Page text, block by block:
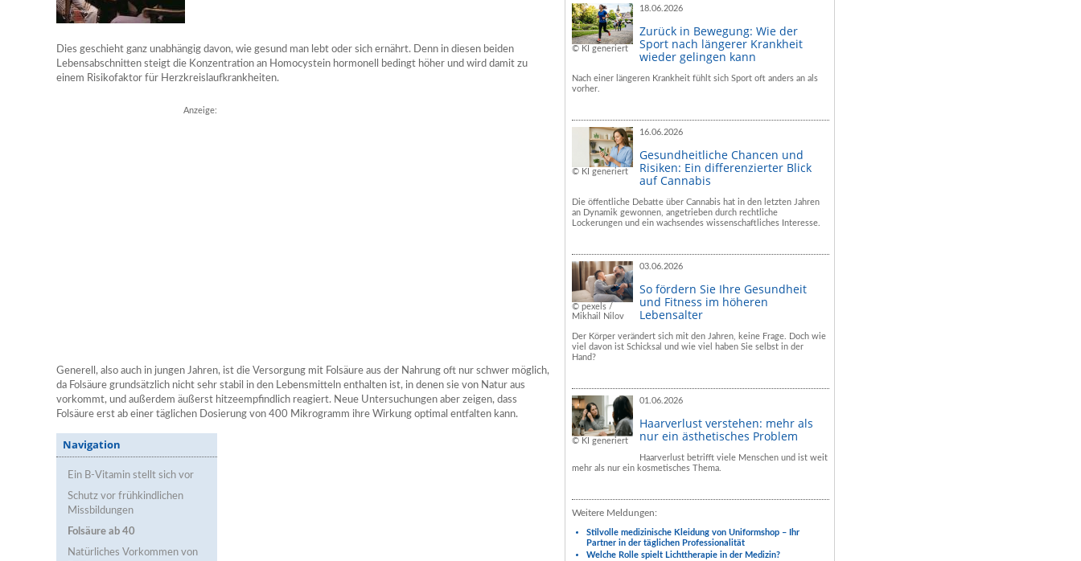
Dies geschieht ganz unabhängig davon, wie gesund man lebt oder sich ernährt. Denn in diesen beiden
Lebensabschnitten steigt die Konzentration an Homocystein hormonell bedingt höher und wird damit zu
einem Risikofaktor für Herzkreislaufkrankheiten.
Anzeige:
Generell, also auch in jungen Jahren, ist die Versorgung mit Folsäure aus der Nahrung oft nur schwer möglich,
da Folsäure grundsätzlich nicht sehr stabil in den Lebensmitteln enthalten ist, in denen sie von Natur aus
vorkommt, und außerdem äußerst hitzeempfindlich reagiert. Neue Untersuchungen aber zeigen, dass
Folsäure erst ab einer täglichen Dosierung von 400 Mikrogramm ihre Wirkung optimal entfalten kann.
Navigation
Ein B-Vitamin stellt sich vor
Schutz vor frühkindlichen
Missbildungen
Folsäure ab 40
Natürliches Vorkommen von
© KI generiert
18.06.2026
Zurück in Bewegung: Wie der
Sport nach längerer Krankheit
wieder gelingen kann
Nach einer längeren Krankheit fühlt sich Sport oft anders an als
vorher.
© KI generiert
16.06.2026
Gesundheitliche Chancen und
Risiken: Ein differenzierter Blick
auf Cannabis
Die öffentliche Debatte über Cannabis hat in den letzten Jahren
an Dynamik gewonnen, angetrieben durch rechtliche
Lockerungen und ein wachsendes wissenschaftliches Interesse.
© pexels /
Mikhail Nilov
03.06.2026
So fördern Sie Ihre Gesundheit
und Fitness im höheren
Lebensalter
Der Körper verändert sich mit den Jahren, keine Frage. Doch wie
viel davon ist Schicksal und wie viel haben Sie selbst in der
Hand?
© KI generiert
01.06.2026
Haarverlust verstehen: mehr als
nur ein ästhetisches Problem
Haarverlust betrifft viele Menschen und ist weit
mehr als nur ein kosmetisches Thema.
Weitere Meldungen:
Stilvolle medizinische Kleidung von Uniformshop – Ihr
Partner in der täglichen Professionalität
Welche Rolle spielt Lichttherapie in der Medizin?